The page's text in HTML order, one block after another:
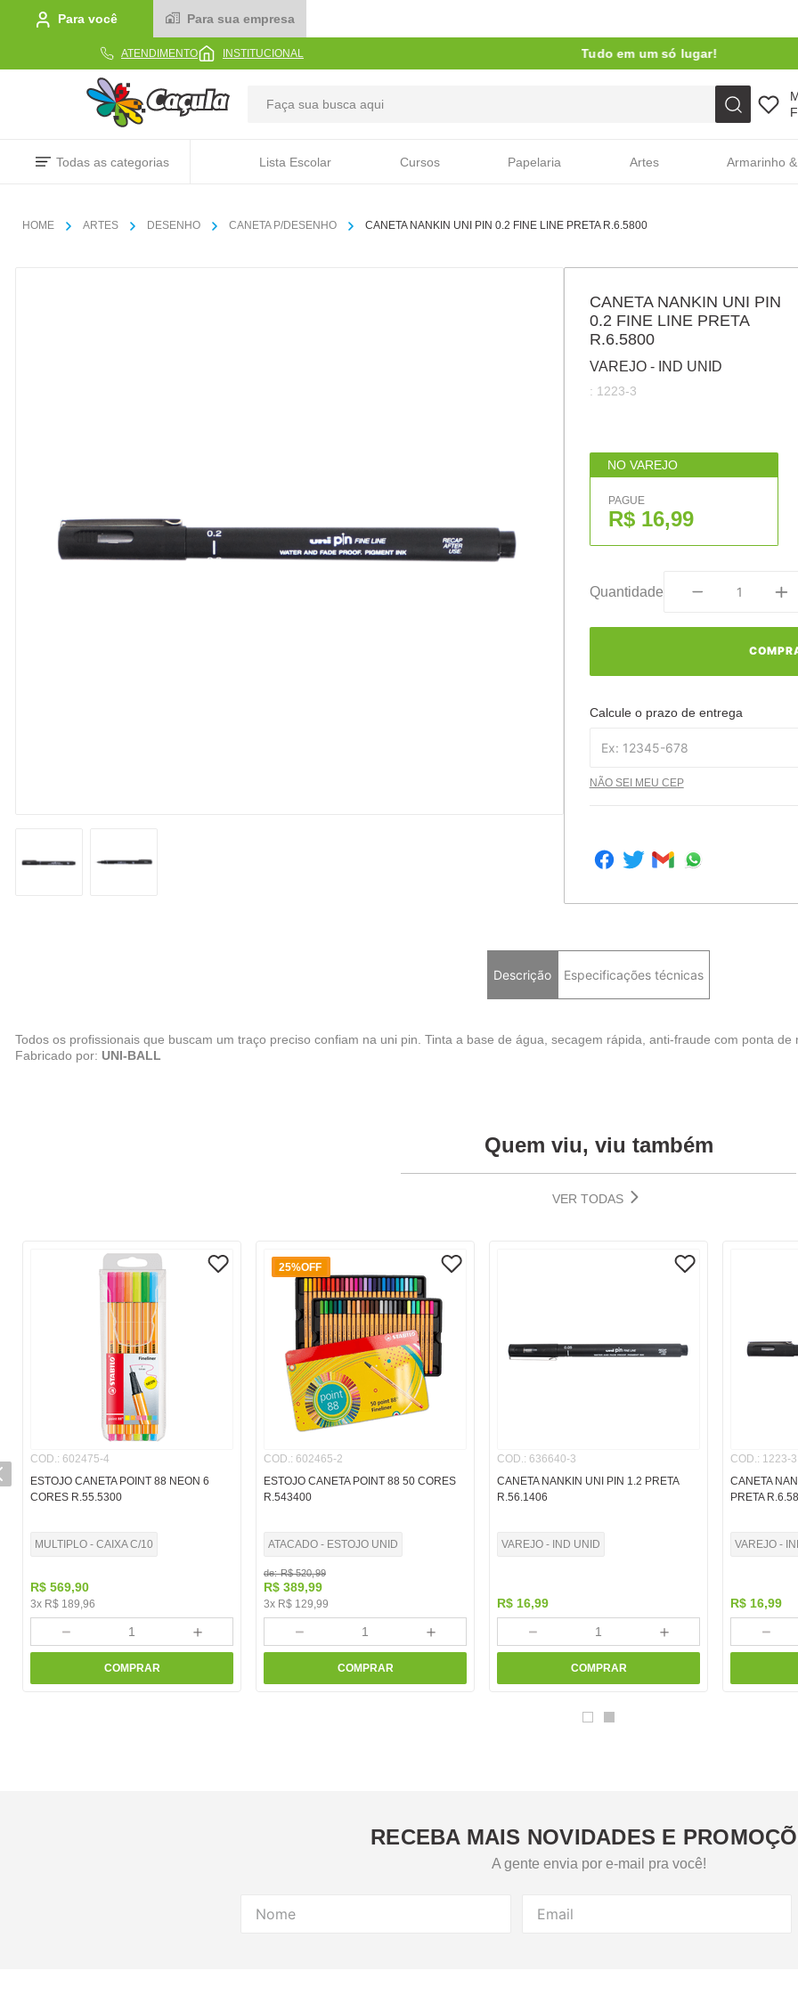
Para você Para sua empresa
ATENDIMENTO INSTITUCIONAL Tudo em um só lugar!
Todas as categorias Lista Escolar Cursos Papelaria Artes Armarinho
ARTES DESENHO CANETA P/DESENHO CANETA NANKIN UNI PIN 0.2 FINE LINE PRETA R.6.5800
CANETA NANKIN UNI PIN
0.2 FINE LINE PRETA
R.6.5800
VAREJO - IND UNID
: 1223-3
NO VAREJO
PAGUE
R$ 16,99
Quantidade
Calcule o prazo de entrega
NÃO SEI MEU CEP
Descrição Especificações técnicas
Todos os profissionais que buscam um traço preciso confiam na uni pin. Tinta a base de água, secagem rápida, anti-fraude com ponta de
Fabricado por: UNI-BALL
Quem viu, viu também
VER TODAS
COD.: 602475-4
ESTOJO CANETA POINT 88 NEON 6
CORES R.55.5300
MULTIPLO - CAIXA C/10
R$ 569,90
3x R$ 189,96
＋
－
COMPRAR
25%OFF
COD.: 602465-2
ESTOJO CANETA POINT 88 50 CORES
R.543400
ATACADO - ESTOJO UNID
de:R$ 520,99
R$ 389,99
3x R$ 129,99
＋
－
COMPRAR
COD.: 636640-3
CANETA NANKIN UNI PIN 1.2 PRETA
R.56.1406
VAREJO - IND UNID
R$ 16,99
＋
－
COMPRAR
COD.: 1223-3
CANETA
PRETA
VAREJO -
R$ 16,99
－
RECEBA MAIS NOVIDADES E
A gente envia por e-mail pra você!
TERMOS MAIS BUSCADOS